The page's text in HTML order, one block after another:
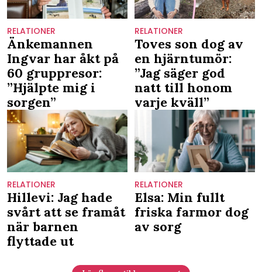
RELATIONER
Änkemannen
Ingvar har åkt på
60 gruppresor:
”Hjälpte mig i
sorgen”
RELATIONER
Hillevi: Jag hade
svårt att se framåt
när barnen
flyttade ut
RELATIONER
Toves son dog av
en hjärntumör:
”Jag säger god
natt till honom
varje kväll”
RELATIONER
Elsa: Min fullt
friska farmor dog
av sorg